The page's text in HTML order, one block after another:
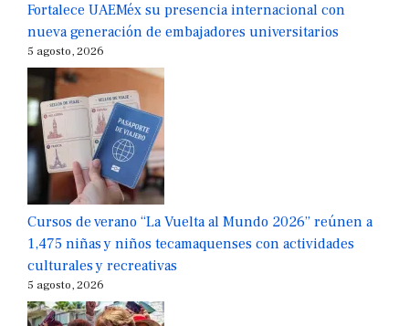
Fortalece UAEMéx su presencia internacional con
nueva generación de embajadores universitarios
5 agosto, 2026
Cursos de verano “La Vuelta al Mundo 2026” reúnen a
1,475 niñas y niños tecamaquenses con actividades
culturales y recreativas
5 agosto, 2026